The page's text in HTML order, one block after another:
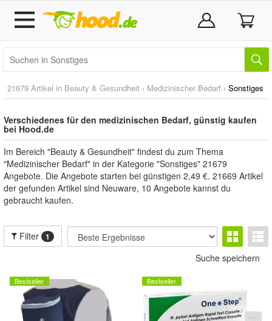
21679 Artikel in Beauty & Gesundheit › Medizinischer Bedarf › Sonstiges
Verschiedenes für den medizinischen Bedarf, günstig kaufen
bei Hood.de
Im Bereich "Beauty & Gesundheit" findest du zum Thema
"Medizinischer Bedarf" in der Kategorie "Sonstiges" 21679
Angebote. Die Angebote starten bei günstigen 2,49 €. 21669 Artikel
der gefunden Artikel sind Neuware, 10 Angebote kannst du
gebraucht kaufen.
Filter 1
Suche speichern
Bestseller Bestseller